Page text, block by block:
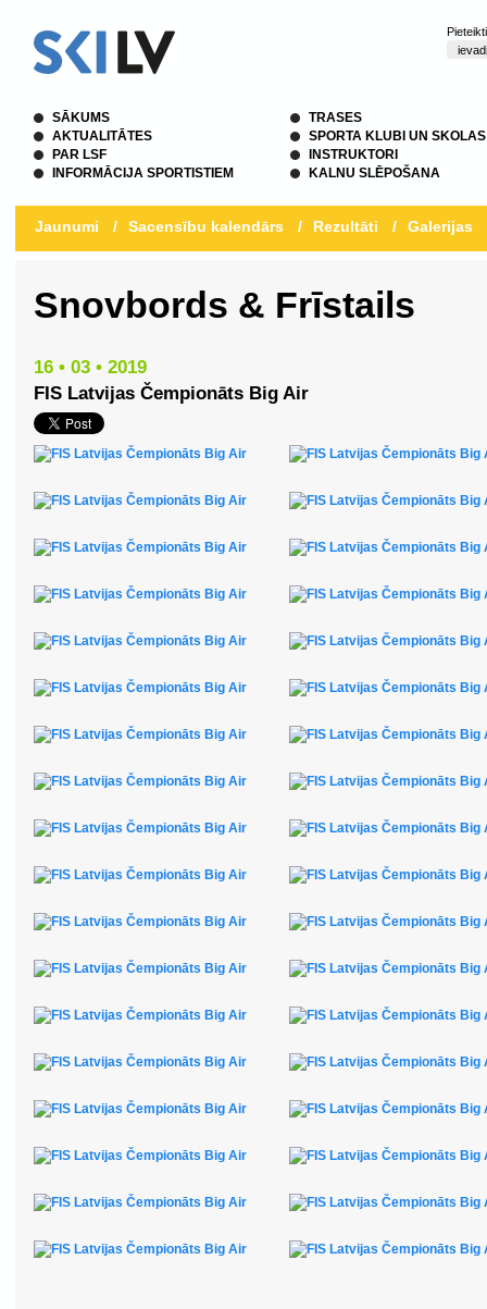
SĀKUMS
AKTUALITĀTES
PAR LSF
INFORMĀCIJA SPORTISTIEM
TRASES
SPORTA KLUBI UN SKOLAS
INSTRUKTORI
KALNU SLĒPOŠANA
Jaunumi / Sacensību kalendārs / Rezultāti / Galerijas
Snovbords & Frīstails
16 • 03 • 2019
FIS Latvijas Čempionāts Big Air